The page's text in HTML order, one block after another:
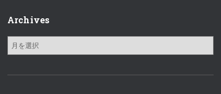
Archives
h